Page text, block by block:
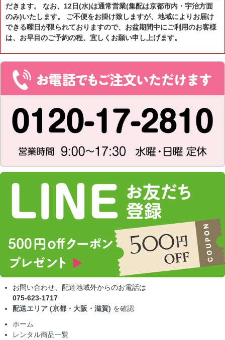
だきます。 なお、12日(水)は通常営業(集配は京都市内・宇治方面
のみ)いたします。 ご不便をお掛け致しますが、地域によりお届け
できる曜日が限られておりますので、お盆期間中にご利用のお客様
は、お早目のご予約の程、宜しくお願い申し上げます。
お問い合わせ、配達地域外からのお電話は
075-623-1717
配送エリア (京都・大阪・滋賀) を確認
ホーム
レンタル商品一覧